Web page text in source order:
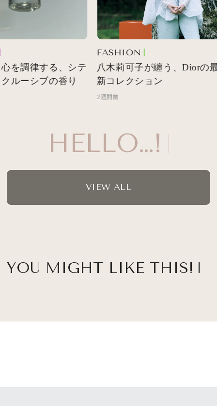
HELLO…!
調律する、シテ
ルーシブの香り
FASHION
八木莉可子が纏う、Diorの最
新コレクション
2週間前
VIEW ALL
YOU MIGHT LIKE THIS!